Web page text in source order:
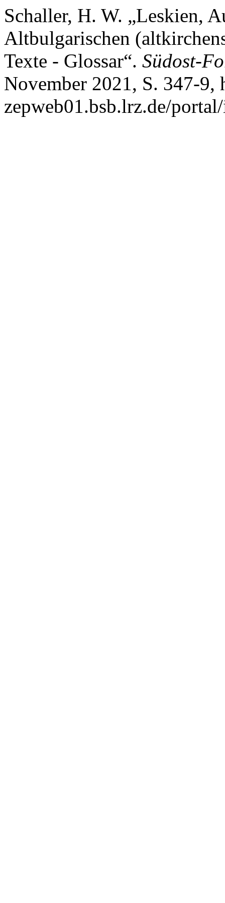
Schaller, H. W. „Leskien,
Altbulgarischen
Texte - Glossar“. Südost-
November 2021, S. 347-9,
zepweb01.bsb.lrz.de/